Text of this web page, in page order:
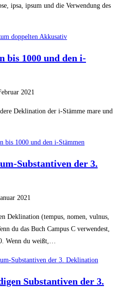
ipsa, ipsum und die Verwendung des
doppelten Akkusativ
bis 1000 und den i-
2021
Deklination der i-Stämme mare und
bis 1000 und den i-Stämmen
Substantiven der 3.
2021
Deklination (tempus, nomen, vulnus,
du das Buch Campus C verwendest,
Wenn du weißt,…
Substantiven der 3. Deklination
Substantiven der 3.